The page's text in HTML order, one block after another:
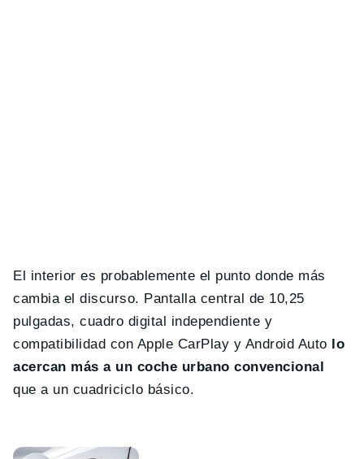
El interior es probablemente el punto donde más
cambia el discurso. Pantalla central de 10,25
pulgadas, cuadro digital independiente y
compatibilidad con Apple CarPlay y Android Auto lo
acercan más a un coche urbano convencional
que a un cuadriciclo básico.